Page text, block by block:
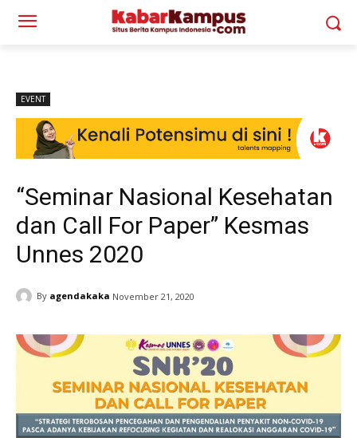
EVENT
“Seminar Nasional Kesehatan
dan Call For Paper” Kesmas
Unnes 2020
By agendakaka November 21, 2020